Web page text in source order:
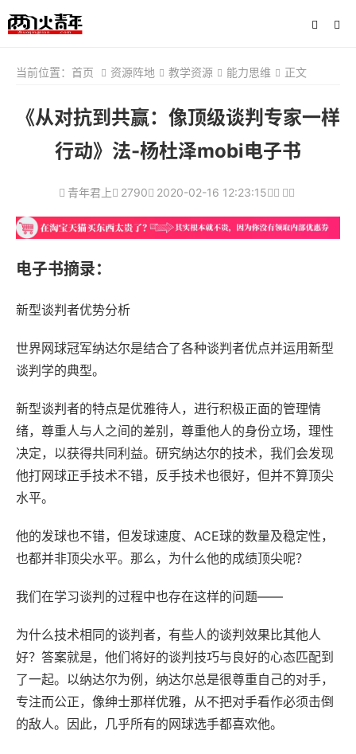
当前位置： 首页 资源阵地 教学资源 能力思维 正文
《从对抗到共赢：像顶级谈判专家一样
行动》法-杨杜泽mobi电子书
青年君上 2790 2020-02-16 12:23:15
电子书摘录：
新型谈判者优势分析
世界网球冠军纳达尔是结合了各种谈判者优点并运用新型
谈判学的典型。
新型谈判者的特点是优雅待人，进行积极正面的管理情
绪，尊重人与人之间的差别，尊重他人的身份立场，理性
决定，以获得共同利益。研究纳达尔的技术，我们会发现
他打网球正手技术不错，反手技术也很好，但并不算顶尖
水平。
他的发球也不错，但发球速度、ACE球的数量及稳定性，
也都并非顶尖水平。那么，为什么他的成绩顶尖呢？
我们在学习谈判的过程中也存在这样的问题——
为什么技术相同的谈判者，有些人的谈判效果比其他人
好？答案就是，他们将好的谈判技巧与良好的心态匹配到
了一起。以纳达尔为例，纳达尔总是很尊重自己的对手，
专注而公正，像绅士那样优雅，从不把对手看作必须击倒
的敌人。因此，几乎所有的网球选手都喜欢他。